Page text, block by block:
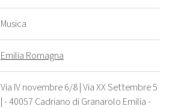
Musica
Emilia Romagna
Via IV novembre 6/8 | Via XX Settembre 5
| - 40057 Cadriano di Granarolo Emilia -